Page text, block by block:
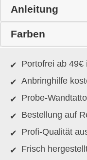
Anleitung
Farben
Portofrei ab 49€
Anbringhilfe
Probe-
Bestellung auf
Profi-Qualität
Frisch